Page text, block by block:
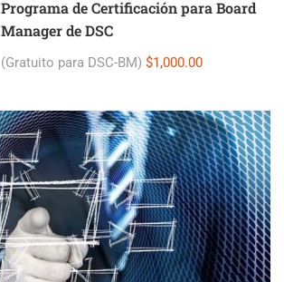
Programa de Certificación para Board
Manager de DSC
(Gratuito para DSC-BM) $1,000.00